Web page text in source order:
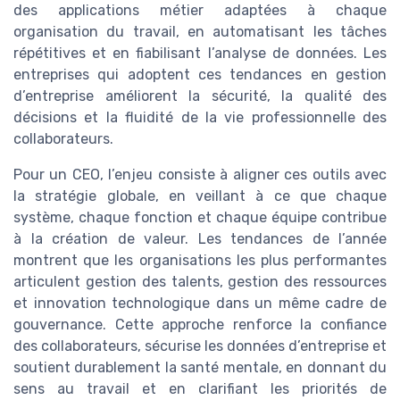
des applications métier adaptées à chaque
organisation du travail, en automatisant les tâches
répétitives et en fiabilisant l’analyse de données. Les
entreprises qui adoptent ces tendances en gestion
d’entreprise améliorent la sécurité, la qualité des
décisions et la fluidité de la vie professionnelle des
collaborateurs.
Pour un CEO, l’enjeu consiste à aligner ces outils avec
la stratégie globale, en veillant à ce que chaque
système, chaque fonction et chaque équipe contribue
à la création de valeur. Les tendances de l’année
montrent que les organisations les plus performantes
articulent gestion des talents, gestion des ressources
et innovation technologique dans un même cadre de
gouvernance. Cette approche renforce la confiance
des collaborateurs, sécurise les données d’entreprise et
soutient durablement la santé mentale, en donnant du
sens au travail et en clarifiant les priorités de